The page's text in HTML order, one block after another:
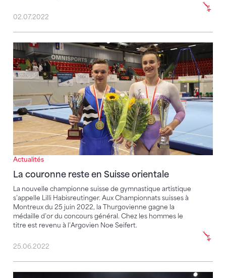
02.07.2022
Actualités
La couronne reste en Suisse orientale
La nouvelle championne suisse de gymnastique artistique
s’appelle Lilli Habisreutinger. Aux Championnats suisses à
Montreux du 25 juin 2022, la Thurgovienne gagne la
médaille d’or du concours général. Chez les hommes le
titre est revenu à l’Argovien Noe Seifert.
La couronne reste en Suisse orientale
25.06.2022